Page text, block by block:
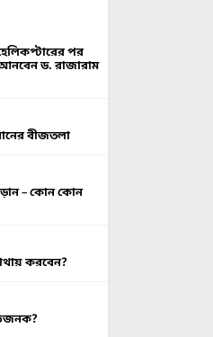
পর
ড. রাজারাম
বীজতলা
– কোন কোন
করবেন?